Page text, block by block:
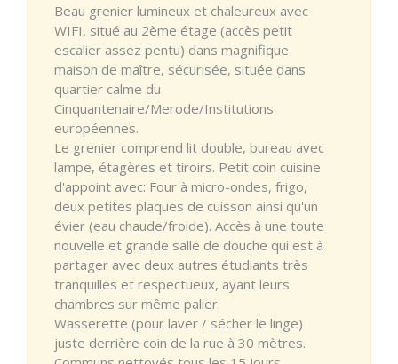
Beau grenier lumineux et chaleureux avec
WIFI, situé au 2ème étage (accès petit
escalier assez pentu) dans magnifique
maison de maître, sécurisée, située dans
quartier calme du
Cinquantenaire/Merode/Institutions
européennes.
Le grenier comprend lit double, bureau avec
lampe, étagères et tiroirs. Petit coin cuisine
d'appoint avec: Four à micro-ondes, frigo,
deux petites plaques de cuisson ainsi qu'un
évier (eau chaude/froide). Accès à une toute
nouvelle et grande salle de douche qui est à
partager avec deux autres étudiants très
tranquilles et respectueux, ayant leurs
chambres sur même palier.
Wasserette (pour laver / sécher le linge)
juste derrière coin de la rue à 30 mètres.